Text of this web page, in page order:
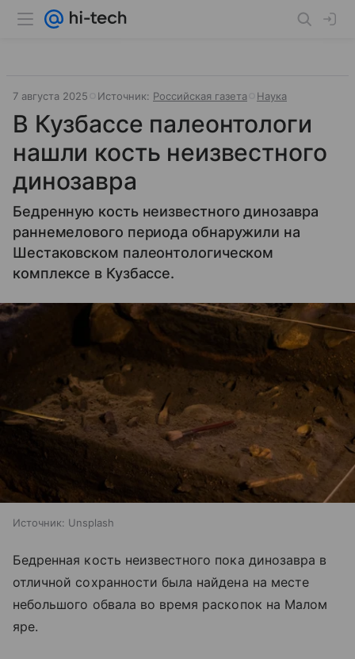
7 августа 2025 Источник: Российская газета Наука
В Кузбассе палеонтологи
нашли кость неизвестного
динозавра
Бедренную кость неизвестного динозавра
раннемелового периода обнаружили на
Шестаковском палеонтологическом
комплексе в Кузбассе.
Источник: Unsplash
Бедренная кость неизвестного пока динозавра в
отличной сохранности была найдена на месте
небольшого обвала во время раскопок на Малом
яре.